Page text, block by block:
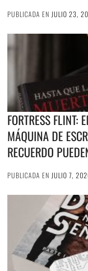
PUBLICADA EN JULIO 23,
FORTRESS FLINT:
MÁQUINA DE
RECUERDO
PUBLICADA EN JULIO 7,